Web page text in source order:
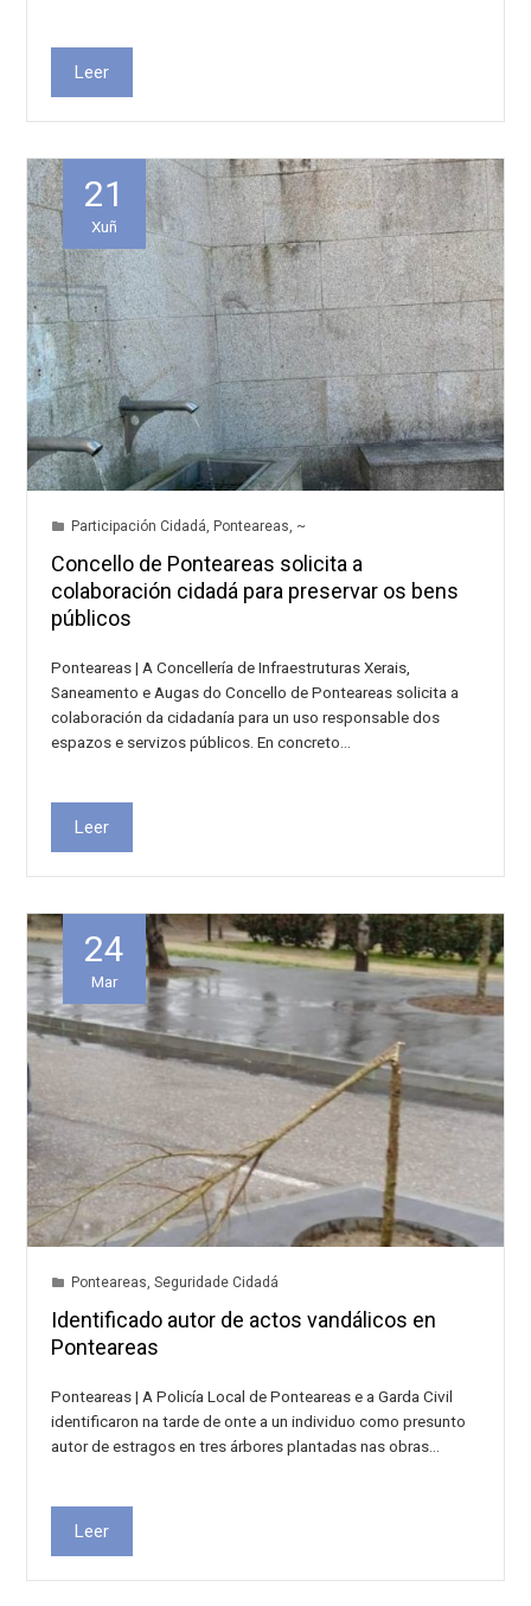
Leer
21
Xuñ
Participación Cidadá, Ponteareas, ~
Concello de Ponteareas solicita a
colaboración cidadá para preservar os bens
públicos
Ponteareas | A Concellería de Infraestruturas Xerais,
Saneamento e Augas do Concello de Ponteareas solicita a
colaboración da cidadanía para un uso responsable dos
espazos e servizos públicos. En concreto…
Leer
24
Mar
Ponteareas,Seguridade Cidadá
Identificado autor de actos vandálicos en
Ponteareas
Ponteareas | A Policía Local de Ponteareas e a Garda Civil
identificaron na tarde de onte a un individuo como presunto
autor de estragos en tres árbores plantadas nas obras…
Leer